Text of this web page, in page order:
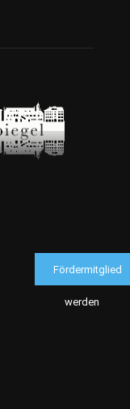
Fördermitglied
werden